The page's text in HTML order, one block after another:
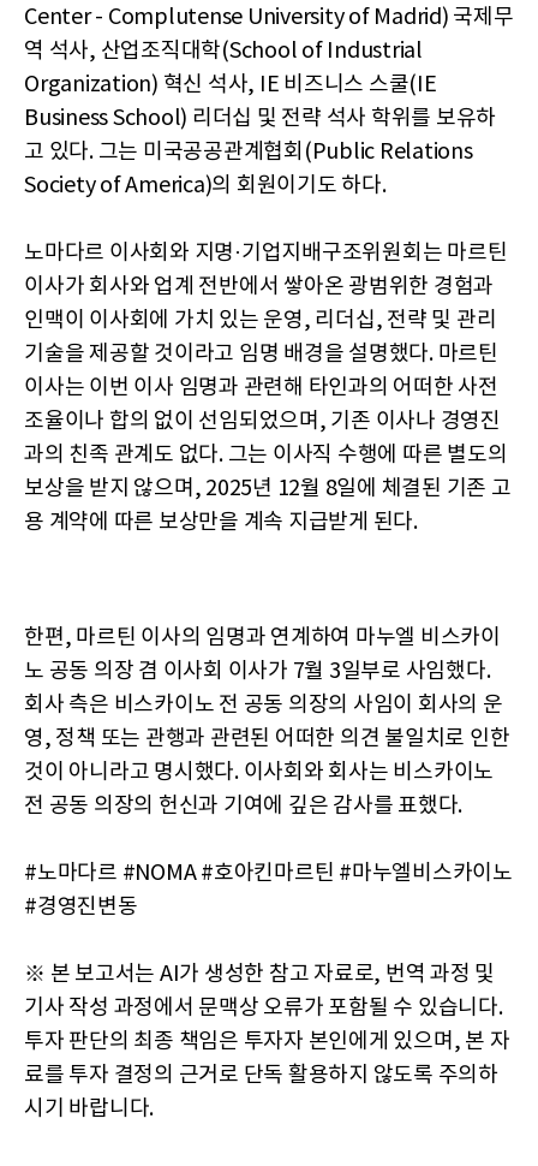
Center - Complutense University of Madrid) 국제무
역 석사, 산업조직대학(School of Industrial
Organization) 혁신 석사, IE 비즈니스 스쿨(IE
Business School) 리더십 및 전략 석사 학위를 보유하
고 있다. 그는 미국공공관계협회(Public Relations
Society of America)의 회원이기도 하다.
노마다르 이사회와 지명·기업지배구조위원회는 마르틴
이사가 회사와 업계 전반에서 쌓아온 광범위한 경험과
인맥이 이사회에 가치 있는 운영, 리더십, 전략 및 관리
기술을 제공할 것이라고 임명 배경을 설명했다. 마르틴
이사는 이번 이사 임명과 관련해 타인과의 어떠한 사전
조율이나 합의 없이 선임되었으며, 기존 이사나 경영진
과의 친족 관계도 없다. 그는 이사직 수행에 따른 별도의
보상을 받지 않으며, 2025년 12월 8일에 체결된 기존 고
용 계약에 따른 보상만을 계속 지급받게 된다.
한편, 마르틴 이사의 임명과 연계하여 마누엘 비스카이
노 공동 의장 겸 이사회 이사가 7월 3일부로 사임했다.
회사 측은 비스카이노 전 공동 의장의 사임이 회사의 운
영, 정책 또는 관행과 관련된 어떠한 의견 불일치로 인한
것이 아니라고 명시했다. 이사회와 회사는 비스카이노
전 공동 의장의 헌신과 기여에 깊은 감사를 표했다.
#노마다르 #NOMA #호아킨마르틴 #마누엘비스카이노
#경영진변동
※ 본 보고서는 AI가 생성한 참고 자료로, 번역 과정 및
기사 작성 과정에서 문맥상 오류가 포함될 수 있습니다.
투자 판단의 최종 책임은 투자자 본인에게 있으며, 본 자
료를 투자 결정의 근거로 단독 활용하지 않도록 주의하
시기 바랍니다.